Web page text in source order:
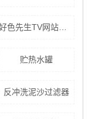
好色先生TV网站换热机组
贮热水罐
反冲洗泥沙过滤器